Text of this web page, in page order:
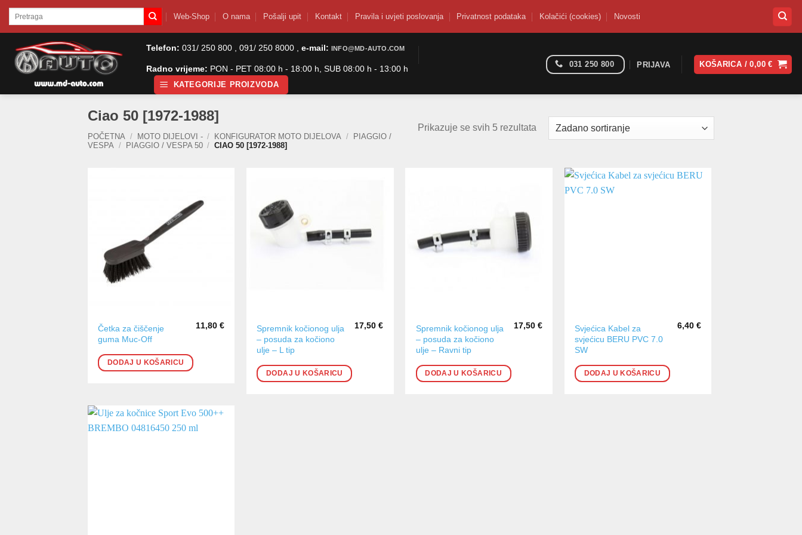
SkipPretraži: Web-Shop O nama Pošalji upit Kontakt Pravila i uvjeti poslovanja Privatnost podataka Kolačići (cookies) Novosti
Telefon: 031/ 250 800 , 091/ 250 8000 , e-mail: INFO@MD-AUTO.COM
Radno vrijeme: PON - PET 08:00 h - 18:00 h, SUB 08:00 h - 13:00 h
KATEGORIJE PROIZVODA
031 250 800 PRIJAVA KOŠARICA /0,00€
Ciao 50 [1972-1988]
POČETNA / MOTO DIJELOVI - / KONFIGURATOR MOTO DIJELOVA /
PIAGGIO /
VESPA / PIAGGIO / VESPA 50 / CIAO 50 [1972-1988]
Prikazuje se svih 5 rezultata
Četka za čiščenje
guma Muc-Off
11,80€
DODAJ U KOŠARICU
Spremnik kočionog ulja
– posuda za kočiono
ulje – L tip
17,50€
DODAJ U KOŠARICU
Spremnik kočionog ulja
– posuda za kočiono
ulje – Ravni tip
17,50 €
DODAJ U KOŠARICU
Svjećica Kabel za
svjećicu BERU PVC 7.0
SW
6,40 €
DODAJ U KOŠARICU